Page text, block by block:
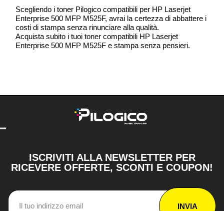
Scegliendo i toner Pilogico compatibili per HP Laserjet
Enterprise 500 MFP M525F, avrai la certezza di abbattere i
costi di stampa senza rinunciare alla qualità.
Acquista subito i tuoi toner compatibili HP Laserjet
Enterprise 500 MFP M525F e stampa senza pensieri.
ISCRIVITI ALLA NEWSLETTER PER
RICEVERE OFFERTE, SCONTI E COUPON!
INVIA